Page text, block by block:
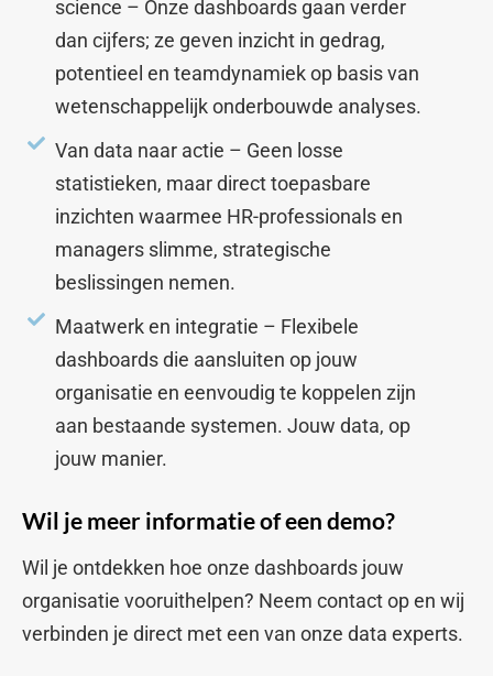
science – Onze dashboards gaan verder
dan cijfers; ze geven inzicht in gedrag,
potentieel en teamdynamiek op basis van
wetenschappelijk onderbouwde analyses.
Van data naar actie – Geen losse
statistieken, maar direct toepasbare
inzichten waarmee HR-professionals en
managers slimme, strategische
beslissingen nemen.
Maatwerk en integratie – Flexibele
dashboards die aansluiten op jouw
organisatie en eenvoudig te koppelen zijn
aan bestaande systemen. Jouw data, op
jouw manier.
Wil je meer informatie of een demo?
Wil je ontdekken hoe onze dashboards jouw
organisatie vooruithelpen? Neem contact op en wij
verbinden je direct met een van onze data experts.